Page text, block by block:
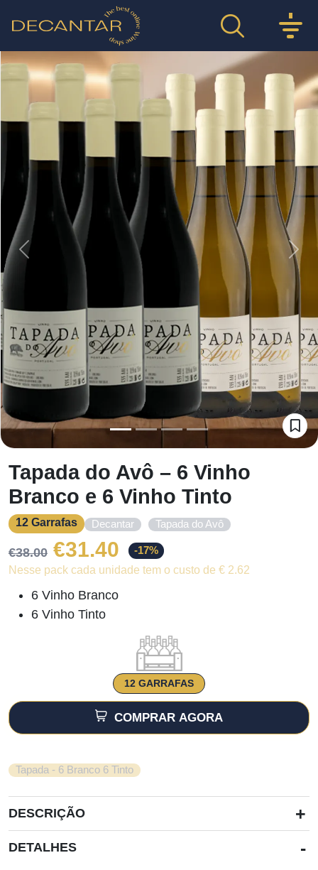
Previous
Tapada do Avô – 6 Vinho
Branco e 6 Vinho Tinto
12 Garrafas Decantar Tapada do Avô
€38.00 O
preço
original
€38.00.
€31.40 O
preço
é:
€31.40.
-17%
Nesse pack cada unidade tem o custo de € 2.62
6 Vinho Branco
6 Vinho Tinto
12 GARRAFAS
COMPRAR AGORA
Tapada - 6 Branco 6 Tinto
DESCRIÇÃO +
DETALHES -